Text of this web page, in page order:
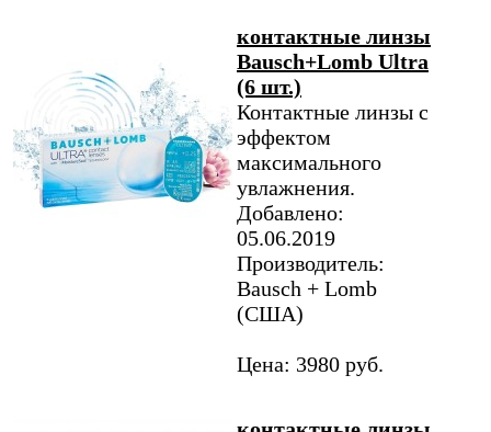
контактные линзы
Bausch+Lomb Ultra
(6 шт.)
Контактные линзы с
эффектом
максимального
увлажнения.
Добавлено:
05.06.2019
Производитель:
Bausch + Lomb
(США)
Цена: 3980 руб.